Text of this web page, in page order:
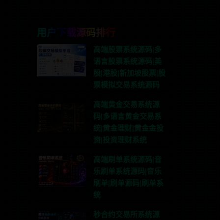
用户下载源码排行
高端股票系统源码|多
语言股票系统源码|美
股|港股|新加坡股票|股
票模拟交易系统源码
高端黄金交易系统源
码|多语言黄金交易系
统|黄金理财|黄金金投
资|投资理财系统
高端刷单系统源码|音
乐刷单系统源码|音乐
刷单|刷单源码|刷单系
统
秒合约交易所系统源